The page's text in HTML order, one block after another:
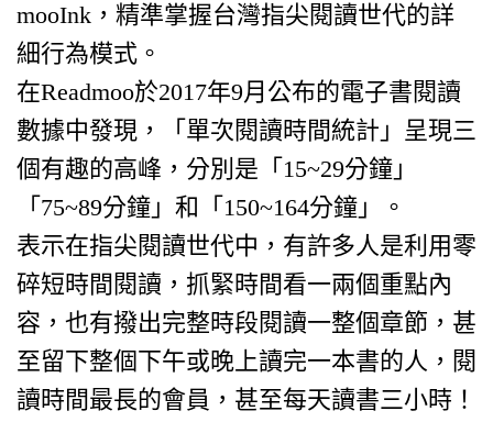
mooInk，精準掌握台灣指尖閱讀世代的詳
細行為模式。
在Readmoo於2017年9月公布的電子書閱讀
數據中發現，「單次閱讀時間統計」呈現三
個有趣的高峰，分別是「15~29分鐘」
「75~89分鐘」和「150~164分鐘」。
表示在指尖閱讀世代中，有許多人是利用零
碎短時間閱讀，抓緊時間看一兩個重點內
容，也有撥出完整時段閱讀一整個章節，甚
至留下整個下午或晚上讀完一本書的人，閱
讀時間最長的會員，甚至每天讀書三小時！